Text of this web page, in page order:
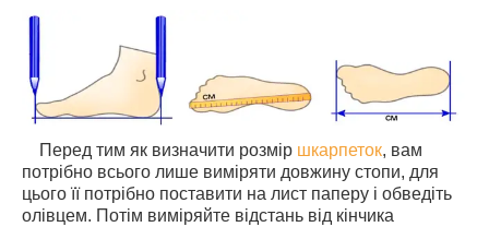
Перед тим як визначити розмір шкарпеток, вам
потрібно всього лише виміряти довжину стопи, для
цього її потрібно поставити на лист паперу і обведіть
олівцем. Потім виміряйте відстань від кінчика